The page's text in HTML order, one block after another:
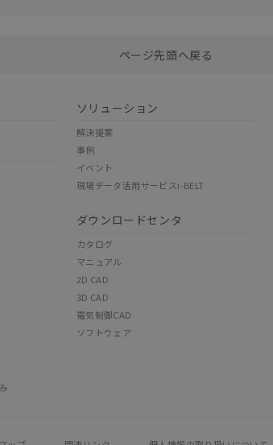
ページ先頭へ戻る
ソリューション
解決提案
事例
イベント
現場データ活用サービスi-BELT
ダウンロードセンタ
カタログ
マニュアル
2D CAD
3D CAD
電気制御CAD
ソフトウェア